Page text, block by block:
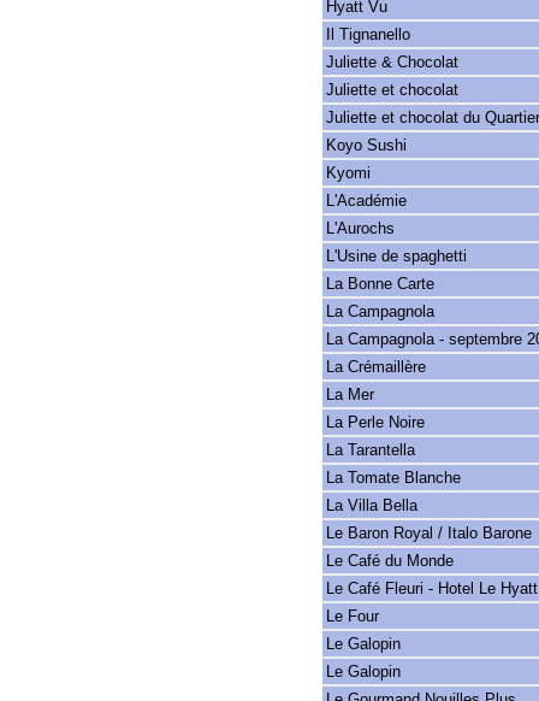
Hyatt Vu
Il Tignanello
Juliette & Chocolat
Juliette et chocolat
Juliette et chocolat du
Koyo Sushi
Kyomi
L'Académie
L'Aurochs
L'Usine de spaghetti
La Bonne Carte
La Campagnola
La Campagnola - septembre
La Crémaillère
La Mer
La Perle Noire
La Tarantella
La Tomate Blanche
La Villa Bella
Le Baron Royal / Italo Barone
Le Café du Monde
Le Café Fleuri - Hotel Le Hyatt
Le Four
Le Galopin
Le Galopin